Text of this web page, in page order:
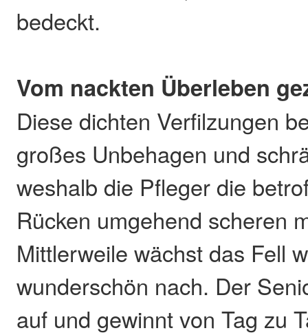
bedeckt.
Vom nackten Überleben
Diese dichten Verfilzungen
großes Unbehagen und
weshalb die Pfleger die
Rücken umgehend scheren
Mittlerweile wächst das Fell
wunderschön nach. Der
auf und gewinnt von Tag zu